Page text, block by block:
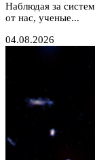
Наблюдая за
от нас, ученые...
04.08.2026